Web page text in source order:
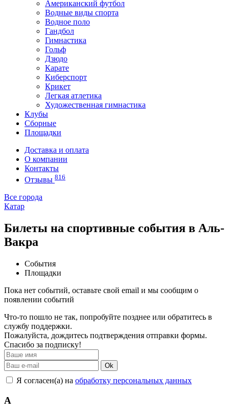
Американский футбол
Водные виды спорта
Водное поло
Гандбол
Гимнастика
Гольф
Дзюдо
Карате
Киберспорт
Крикет
Легкая атлетика
Художественная гимнастика
Клубы
Сборные
Площадки
Доставка и оплата
О компании
Контакты
Отзывы 816
Все города
Катар
Билеты на спортивные события в Аль-
Вакра
События
Площадки
Пока нет событий, оставьте свой email и мы сообщим о
появлении событий
Что-то пошло не так, попробуйте позднее или обратитесь в
службу поддержки.
Пожалуйста, дождитесь подтверждения отправки формы.
Спасибо за подписку!
Ok
Я согласен(а) на обработку персональных данных
A